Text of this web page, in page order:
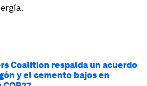
Coalition respalda un acuerdo
y el cemento bajos en